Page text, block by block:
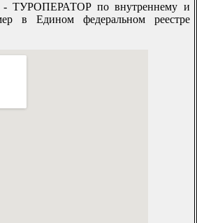
- ТУРОПЕРАТОР по внутреннему и
в Едином федеральном реестре